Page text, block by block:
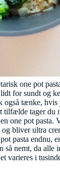
one pot
for sundt og
også tænke, hvis
tilfælde tager du
one pot pasta.
og bliver ultra
pasta endnu,
så nemt, da alle
varieres i